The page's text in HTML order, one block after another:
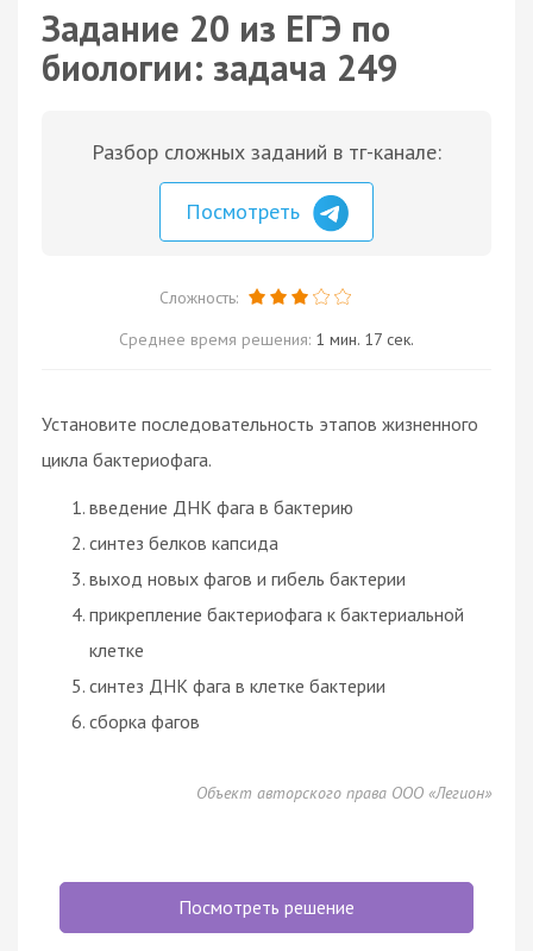
Задание 20 из ЕГЭ по
биологии: задача 249
Разбор сложных заданий в тг-канале:
Посмотреть
Сложность:
Среднее время решения: 1 мин. 17 сек.
Установите последовательность этапов жизненного
цикла бактериофага.
введение ДНК фага в бактерию
синтез белков капсида
выход новых фагов и гибель бактерии
прикрепление бактериофага к бактериальной
клетке
синтез ДНК фага в клетке бактерии
сборка фагов
Объект авторского права ООО «Легион»
Посмотреть решение